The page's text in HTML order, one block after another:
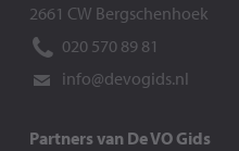
2661 CW Bergschenhoek
020 570 89 81
info@devogids.nl
Partners van De VO Gids